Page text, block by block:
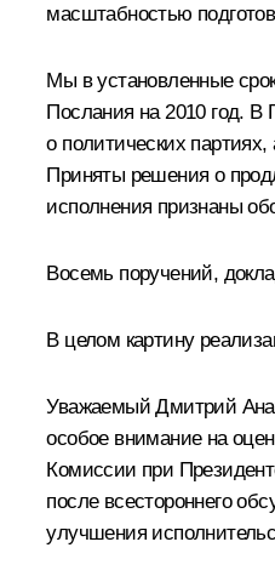
масштабностью
Мы в установленные
Послания на 2010 год. В
о политических
Приняты решения о
исполнения признаны
Восемь поручений,
В целом картину
Уважаемый Дмитрий
особое внимание на
Комиссии при
после всестороннего
улучшения